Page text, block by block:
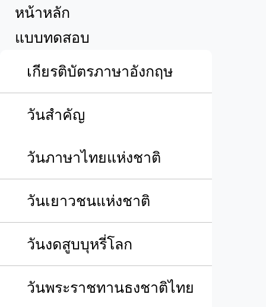
หน้าหลัก
แบบทดสอบ
เกียรติบัตรภาษาอังกฤษ
วันสำคัญ
วันภาษาไทยแห่งชาติ
วันเยาวชนแห่งชาติ
วันงดสูบบุหรี่โลก
วันพระราชทานธงชาติไทย